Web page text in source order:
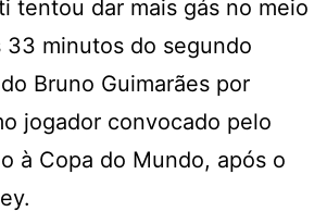
tentou dar mais gás no meio
33 minutos do segundo
Bruno Guimarães por
jogador convocado pelo
à Copa do Mundo, após o